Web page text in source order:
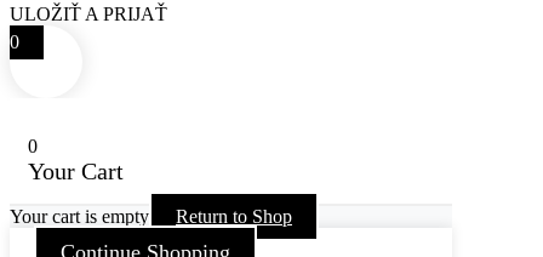
ULOŽIŤ A PRIJAŤ
0
0
Your Cart
Your cart is empty Return to Shop
Continue Shopping